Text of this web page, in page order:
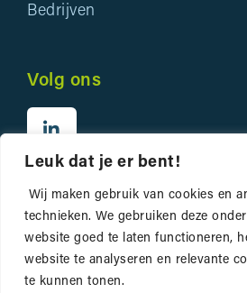
Leuk dat je er bent!
Wij maken gebruik van cookies en
technieken. We gebruiken deze
website goed te laten functioneren,
website te analyseren en relevante
te kunnen tonen.
Bedrijven
Volg ons
Privacyverklaring